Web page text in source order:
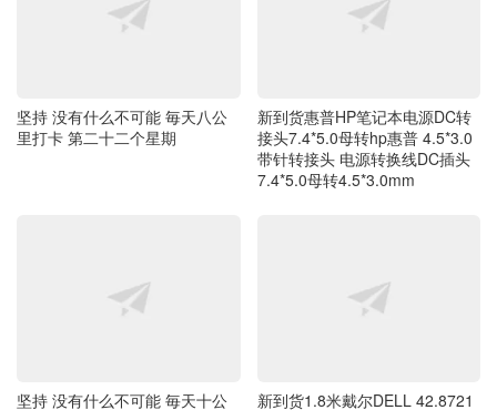
坚持 没有什么不可能 毎天八公
里打卡 第二十二个星期
新到货惠普HP笔记本电源DC转
接头7.4*5.0母转hp惠普 4.5*3.0
带针转接头 电源转换线DC插头
7.4*5.0母转4.5*3.0mm
坚持 没有什么不可能 毎天十公 新到货1.8米戴尔DELL 42.8721